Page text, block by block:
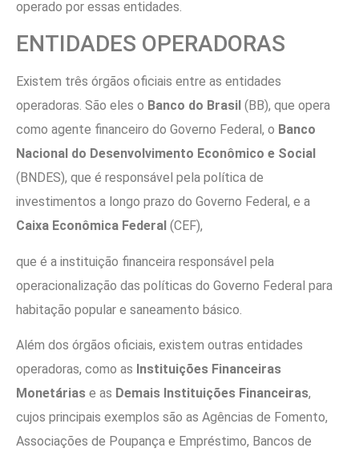
operado por essas entidades.
ENTIDADES OPERADORAS
Existem três órgãos oficiais entre as entidades
operadoras. São eles o Banco do Brasil (BB), que opera
como agente financeiro do Governo Federal, o Banco
Nacional do Desenvolvimento Econômico e Social
(BNDES), que é responsável pela política de
investimentos a longo prazo do Governo Federal, e a
Caixa Econômica Federal (CEF),
que é a instituição financeira responsável pela
operacionalização das políticas do Governo Federal para
habitação popular e saneamento básico.
Além dos órgãos oficiais, existem outras entidades
operadoras, como as Instituições Financeiras
Monetárias e as Demais Instituições Financeiras,
cujos principais exemplos são as Agências de Fomento,
Associações de Poupança e Empréstimo, Bancos de